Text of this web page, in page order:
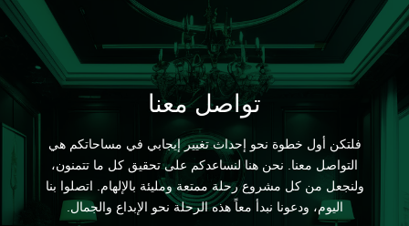
تواصل معنا
فلتكن أول خطوة نحو إحداث تغيير إيجابي في مساحاتكم هي
التواصل معنا. نحن هنا لنساعدكم على تحقيق كل ما تتمنون،
ولنجعل من كل مشروع رحلة ممتعة ومليئة بالإلهام. اتصلوا بنا
اليوم، ودعونا نبدأ معاً هذه الرحلة نحو الإبداع والجمال.